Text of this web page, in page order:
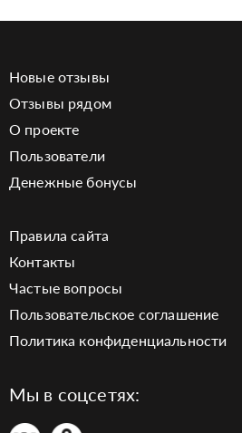
Новые отзывы
Отзывы рядом
О проекте
Пользователи
Денежные бонусы
Правила сайта
Контакты
Частые вопросы
Пользовательское соглашение
Политика конфиденциальности
Мы в соцсетях: